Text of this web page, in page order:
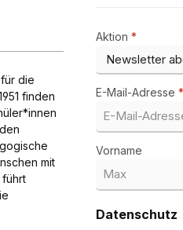
die
finden
mit
führt
Aktion *
E-Mail-Adresse *
Vorname
Datenschutz